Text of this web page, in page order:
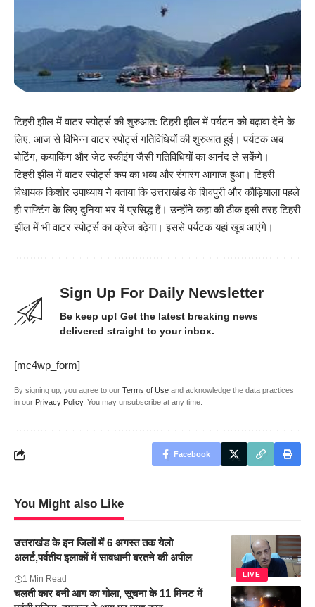
टिहरी झील में वाटर स्पोर्ट्स की शुरुआत: टिहरी झील में पर्यटन को बढ़ावा देने के
लिए, आज से विभिन्न वाटर स्पोर्ट्स गतिविधियों की शुरुआत हुई। पर्यटक अब
बोटिंग, कयाकिंग और जेट स्कीइंग जैसी गतिविधियों का आनंद ले सकेंगे।
टिहरी झील में वाटर स्पोर्ट्स कप का भव्य और रंगारंग आगाज हुआ। टिहरी
विधायक किशोर उपाध्याय ने बताया कि उत्तराखंड के शिवपुरी और कौड़ियाला पहले
ही राफ्टिंग के लिए दुनिया भर में प्रसिद्ध हैं। उन्होंने कहा की ठीक इसी तरह टिहरी
झील में भी वाटर स्पोर्ट्स का क्रेज बढ़ेगा। इससे पर्यटक यहां खूब आएंगे।
Sign Up For Daily Newsletter
Be keep up! Get the latest breaking news
delivered straight to your inbox.
[mc4wp_form]
By signing up, you agree to our Terms of Use and acknowledge the data practices
in our Privacy Policy. You may unsubscribe at any time.
Facebook
You Might also Like
LIVE
उत्तराखंड के इन जिलों में 6 अगस्त तक येलो
अलर्ट,पर्वतीय इलाकों में सावधानी बरतने की अपील
1 Min Read
चलती कार बनी आग का गोला, सूचना के 11 मिनट में